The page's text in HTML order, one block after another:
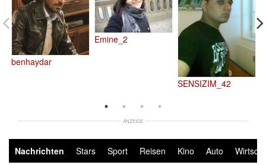
benhaydar
Emine_2
SENSIZIM_42
ANZEIGE
Nachrichten Stars Sport Reisen Kino Auto